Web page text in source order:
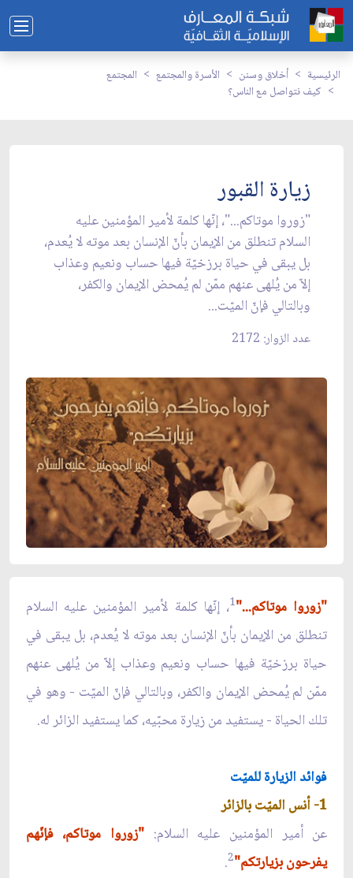
الرئيسية أخلاق وسنن الأسرة والمجتمع
المجتمع
كيف نتواصل مع الناس؟
زيارة القبور
"زوروا موتاكم..."، إنّها كلمة لأمير المؤمنين عليه
السلام تنطلق من الإيمان بأنّ الإنسان بعد موته لا يُعدم،
بل يبقى في حياة برزخيّة فيها حساب ونعيم وعذاب
إلاّ من يُلهى عنهم ممّن لم يُمحض الإيمان والكفر،
وبالتالي فإنّ الميّت...
عدد الزوار: 2172
"زوروا موتاكم..."1، إنّها كلمة لأمير المؤمنين عليه السلام
تنطلق من الإيمان بأنّ الإنسان بعد موته لا يُعدم، بل يبقى في
حياة برزخيّة فيها حساب ونعيم وعذاب إلاّ من يُلهى عنهم
ممّن لم يُمحض الإيمان والكفر، وبالتالي فإنّ الميّت - وهو في
تلك الحياة - يستفيد من زيارة محبّيه، كما يستفيد الزائر له.
فوائد الزيارة للميّت
1- أنس الميّت بالزائر
عن أمير المؤمنين عليه السلام: "زوروا موتاكم، فإنّهم
يفرحون بزيارتكم"2
.